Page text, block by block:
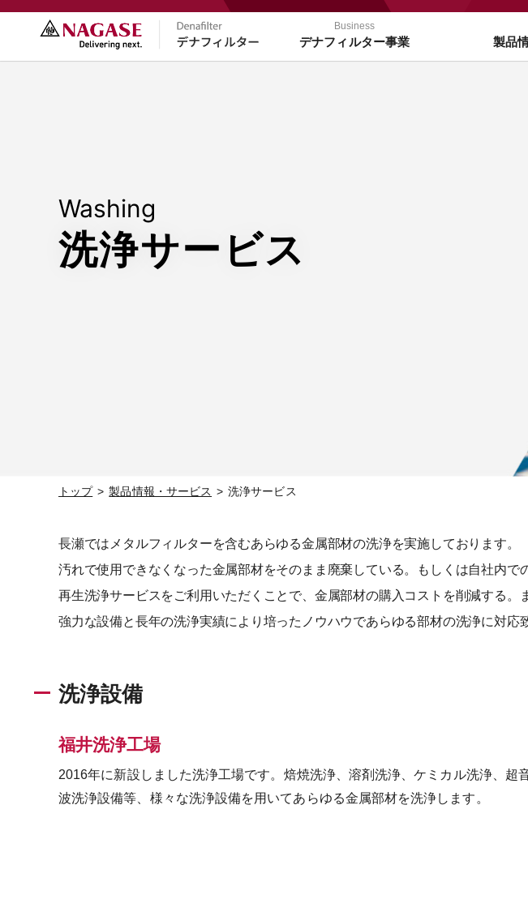
Business
デナフィルター事業
製品
フィルターシステム
洗浄サ
Washing
洗浄サービス
トップ 製品情報・サービス 洗浄サービス
長瀬ではメタルフィルターを含むあらゆる金属部材の洗浄を実施しております。
汚れで使用できなくなった金属部材をそのまま廃棄している。もしくは自社内で
再生洗浄サービスをご利用いただくことで、金属部材の購入コストを削減する。
強力な設備と長年の洗浄実績により培ったノウハウであらゆる部材の洗浄に対応
洗浄設備
福井洗浄工場
2016年に新設しました洗浄工場です。焙焼洗浄、溶剤洗浄、ケミカル洗浄、超
波洗浄設備等、様々な洗浄設備を用いてあらゆる金属部材を洗浄します。